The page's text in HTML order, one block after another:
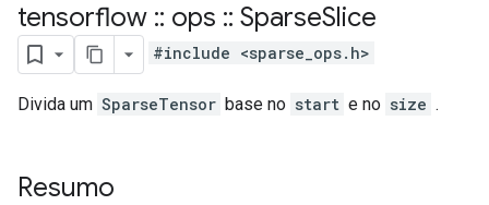
tensorflow :: ops :: SparseSlice
#include <sparse_ops.h>
Divida um SparseTensor base no start e no size .
Resumo